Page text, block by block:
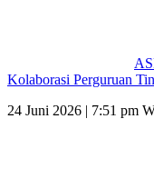
Kolaborasi Perguruan
24 Juni 2026 | 7:51 pm